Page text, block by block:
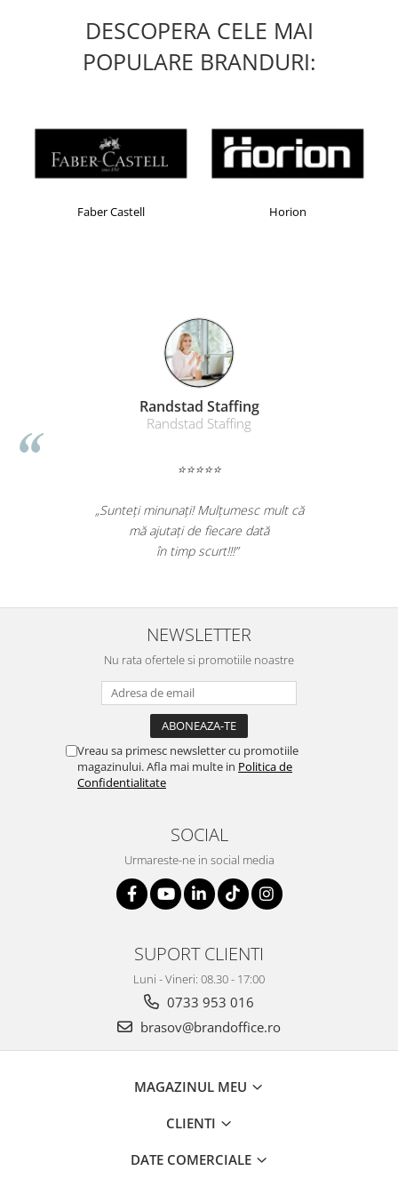
Electronice si accesorii tech
Gadgeturi mobile
Baterii si acumulatori
Cabluri si conectivitate
Incarcatoare cu fir si auto
Cartuse, tonere, consumabile PC
Suporturi si huse telefoane &
Periferice PC si accesorii
Boxe portabile
Calculatoare de birou
Distrugatoare documente
Cosuri de gunoi pentru birou
Scaune, birouri si produse
Masini de legat, indosariat si
Protocol si HORECA
Apa si bauturi racoritoare
Textile si confort pentru casa
Seturi si accesorii pentru vin
Rucsacuri si articole de calatorie
Trollere, genti si accesorii de voiaj
DESCOPERA CELE MAI
POPULARE BRANDURI:
Faber Castell Horion
Randstad Staffing
Randstad Staffing
⭐⭐⭐⭐⭐
„Sunteți minunați! Mulțumesc mult că
mă ajutați de fiecare dată
în timp scurt!!!”
NEWSLETTER
Nu rata ofertele si promotiile noastre
Vreau sa primesc newsletter cu promotiile
magazinului. Afla mai multe in Politica de
Confidentialitate
SOCIAL
Urmareste-ne in social media
SUPORT CLIENTI
Luni - Vineri: 08.30 - 17:00
0733 953 016
brasov@brandoffice.ro
MAGAZINUL MEU
CLIENTI
DATE COMERCIALE